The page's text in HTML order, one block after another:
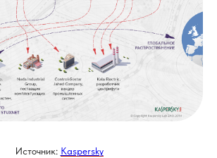
Источник: Kaspersky